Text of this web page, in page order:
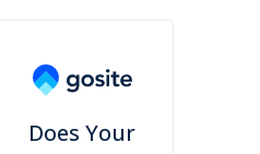
Does Your